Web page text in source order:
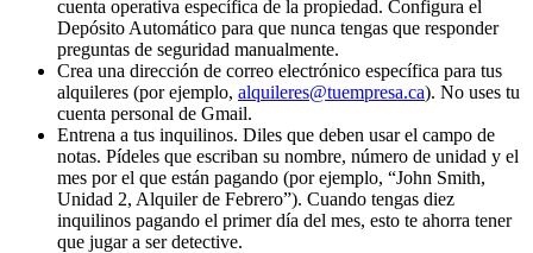
cuenta operativa específica de la propiedad. Configura el
Depósito Automático para que nunca tengas que responder
preguntas de seguridad manualmente.
Crea una dirección de correo electrónico específica para tus
alquileres (por ejemplo, alquileres@tuempresa.ca). No uses tu
cuenta personal de Gmail.
Entrena a tus inquilinos. Diles que deben usar el campo de
notas. Pídeles que escriban su nombre, número de unidad y el
mes por el que están pagando (por ejemplo, “John Smith,
Unidad 2, Alquiler de Febrero”). Cuando tengas diez
inquilinos pagando el primer día del mes, esto te ahorra tener
que jugar a ser detective.